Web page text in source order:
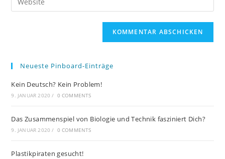
Neueste Pinboard-Einträge
Kein Deutsch? Kein Problem!
9. JANUAR 2020 / 0 COMMENTS
Das Zusammenspiel von Biologie und Technik fasziniert Dich?
9. JANUAR 2020 / 0 COMMENTS
Plastikpiraten gesucht!